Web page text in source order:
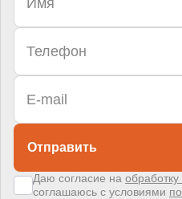
Отправить
Даю согласие на
соглашаюсь с условиями